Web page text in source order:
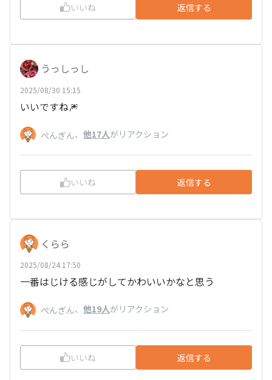
いいね 返信する
うっしっし
2025/08/30 15:15
いいですね🎆
ぺんぎん、 他17人がリアクション
いいね 返信する
くらら
2025/08/24 17:50
一番はじける感じがしてかわいいかなと思う
ぺんぎん、 他19人がリアクション
いいね 返信する